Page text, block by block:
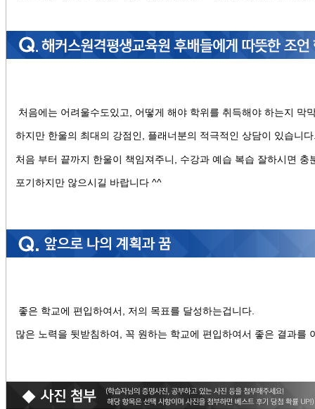
처음에는 어려울수도있고, 어떻게 해야 학위를 취득해야 하는지 막
하지만 한울의 최대의 강점인, 플래너분의 적극적인 상담이 있습니
처음 부터 끝까지 한울이 책임져주니, 수강과 예습 복습 잘하시면 충
포기하지만 않으시길 바랍니다 ^^
좋은 학교에 편입하여서, 저의 목표를 달성하는겁니다.
많은 노력을 뒷받침하여, 꼭 원하는 학교에 편입하여서 좋은 결과를